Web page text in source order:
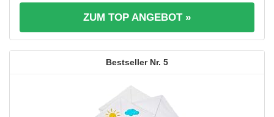
ZUM TOP ANGEBOT »
5